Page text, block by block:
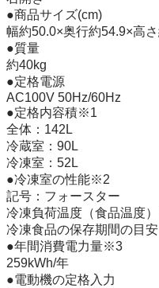
●商品サイズ(cm)
幅約50.0×奥行約54.9×高
●質量
約40kg
●定格電源
AC100V 50Hz/60Hz
●定格内容積※1
全体：142L
冷蔵室：90L
冷凍室：52L
●冷凍室の性能※2
記号：フォースター
冷凍負荷温度（食品温度
冷凍食品の保存期間の目
●年間消費電力量※3
259kWh/年
●電動機の定格入力